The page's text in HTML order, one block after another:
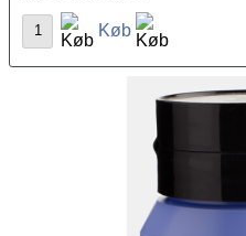
næsten helt lugtfri, hvilket
med.
Det unikke ved Amsterdam
kan kombineres med de
spraymalingen
tværs af de forskellige
kreative evner ved at bruge
med at du kan anvende
produkt til produkt.
Køb